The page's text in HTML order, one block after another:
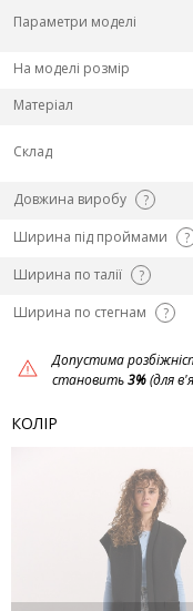
Параметри моделі
На моделі розмір
Матеріал
Склад
Довжина виробу
?
Ширина під проймами
?
Ширина по талії
?
Ширина по стегнам
?
Допустима
становить3%(для
КОЛІР